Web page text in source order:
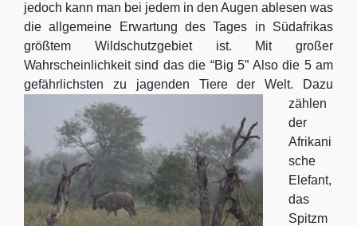
jedoch kann man bei jedem in den Augen ablesen was
die allgemeine Erwartung des Tages in Südafrikas
größtem Wildschutzgebiet ist. Mit großer
Wahrscheinlichkeit sind das die “Big 5” Also die 5 am
gefährlichsten zu jagenden Tiere der Welt. Dazu
zählen
der
Afrikani
sche
Elefant,
das
Spitzm